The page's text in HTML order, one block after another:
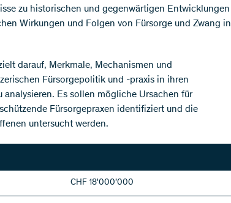
zu historischen und gegenwärtigen Entwicklungen
Wirkungen und Folgen von Fürsorge und Zwang in
darauf, Merkmale, Mechanismen und
Fürsorgepolitik und -praxis in ihren
analysieren. Es sollen mögliche Ursachen für
Fürsorgepraxen identifiziert und die
untersucht werden.
CHF 18'000’000